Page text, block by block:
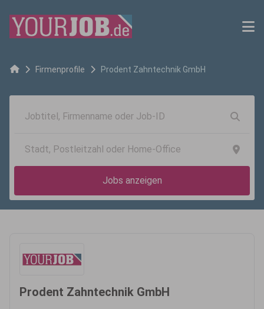
Firmenprofile Prodent Zahntechnik GmbH
Jobs anzeigen
Prodent Zahntechnik GmbH